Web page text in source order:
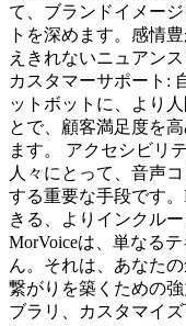
て、ブランドイメー
トを深めます。感情
えきれないニュアン
カスタマーサポート:
ットボットに、より
とで、顧客満足度を
ます。 アクセシビリ
人々にとって、音声
する重要な手段です
きる、よりインクル
MorVoiceは、単なる
ん。それは、あなた
繋がりを築くための
ブラリ、カスタマイ